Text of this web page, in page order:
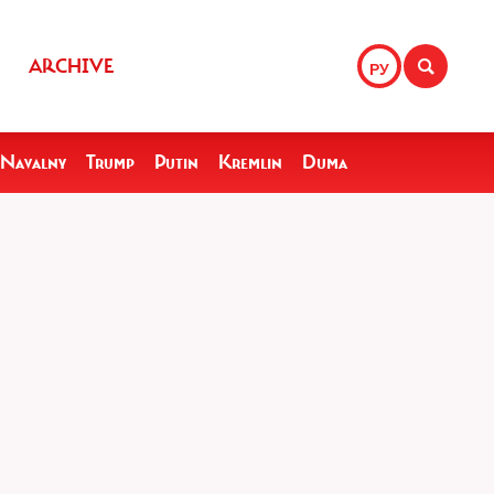
РУ
ARCHIVE
Navalny Trump Putin Kremlin Duma